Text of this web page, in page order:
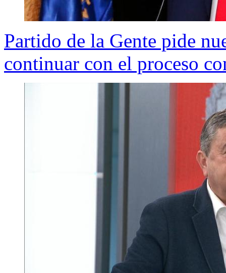
Partido de la Gente pide
continuar con el proceso